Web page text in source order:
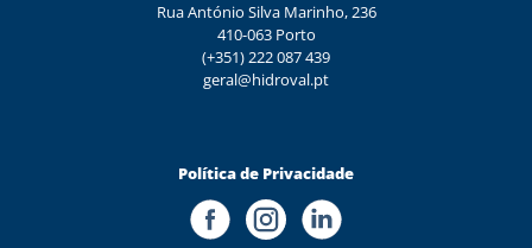
Rua António Silva Marinho, 236
410-063 Porto
(+351) 222 087 439
geral@hidroval.pt
Política de Privacidade